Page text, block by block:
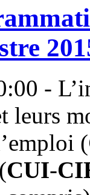
-
leurs
(
CUI-